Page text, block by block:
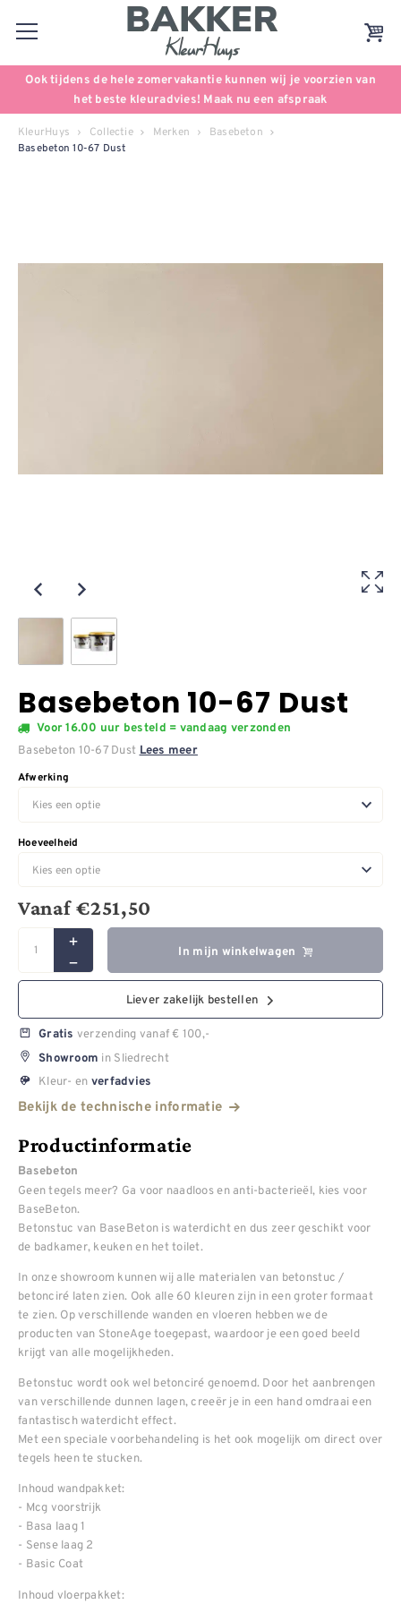
Ook tijdens de hele zomervakantie kunnen wij je voorzien van
het beste kleuradvies! Maak nu een afspraak
KleurHuys Collectie Merken Basebeton
Basebeton 10-67 Dust
Basebeton 10-67 Dust
Voor 16.00 uur besteld = vandaag verzonden
Basebeton 10-67 Dust Lees meer
Afwerking
Hoeveelheid
Vanaf€251,50
In mijn winkelwagen
Liever zakelijk bestellen
Gratis verzending vanaf € 100,-
Showroom in Sliedrecht
Kleur- en verfadvies
Bekijk de technische informatie
Productinformatie
Basebeton
Geen tegels meer? Ga voor naadloos en anti-bacterieël, kies voor
BaseBeton.
Betonstuc van BaseBeton is waterdicht en dus zeer geschikt voor
de badkamer, keuken en het toilet.
In onze showroom kunnen wij alle materialen van betonstuc /
betonciré laten zien. Ook alle 60 kleuren zijn in een groter formaat
te zien. Op verschillende wanden en vloeren hebben we de
producten van StoneAge toegepast, waardoor je een goed beeld
krijgt van alle mogelijkheden.
Betonstuc wordt ook wel betonciré genoemd. Door het aanbrengen
van verschillende dunnen lagen, creeër je in een hand omdraai een
fantastisch waterdicht effect.
Met een speciale voorbehandeling is het ook mogelijk om direct over
tegels heen te stucken.
Inhoud wandpakket:
- Mcg voorstrijk
- Basa laag 1
- Sense laag 2
- Basic Coat
Inhoud vloerpakket: